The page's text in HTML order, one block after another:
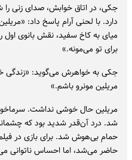
جکی، در اتاق خوابش، صدای زنی
دارد. با لحنی آرام پاسخ داد:
میای به کاخ سفید، نقش بانوی
برای تو می‌مونه.»
جکی به خواهرش می‌گوید: «زندگی
مریلین مونرو باشم.»
مریلین حال خوشی نداشت.
شد. درد آن‌قدر شدید بود که
حمام بی‌هوش شد. برای بازی در
حاضر می‌شد، اما احساس ناتوانی